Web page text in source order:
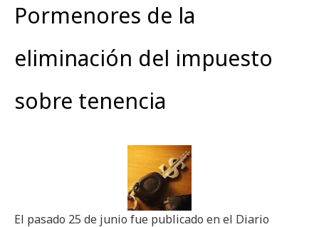
Pormenores de la
eliminación del impuesto
sobre tenencia
El pasado 25 de junio fue publicado en el Diario